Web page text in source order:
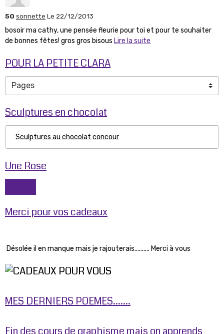
50 sonnette Le 22/12/2013
bosoir ma cathy, une pensée fleurie pour toi et pour te souhaiter
de bonnes fêtes! gros gros bisous Lire la suite
POUR LA PETITE CLARA
Sculptures en chocolat
Sculptures au chocolat concour
Une Rose
Merci pour vos cadeaux
Désolée il en manque mais je rajouterais.......... Merci à vous
MES DERNIERS POEMES.......